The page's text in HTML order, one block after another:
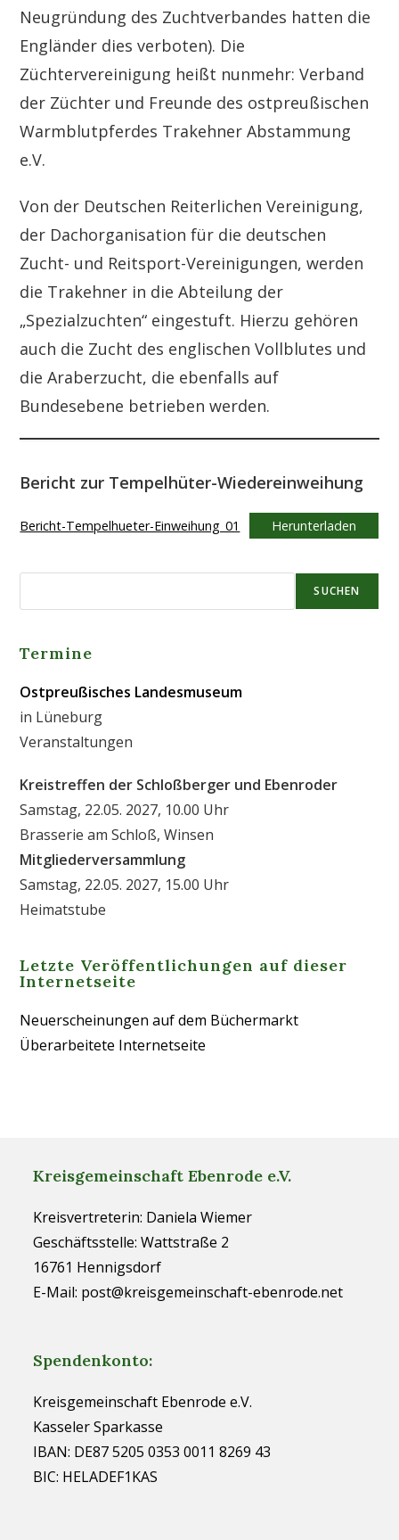
Neugründung des Zuchtverbandes hatten die
Engländer dies verboten). Die
Züchtervereinigung heißt nunmehr: Verband
der Züchter und Freunde des ostpreußischen
Warmblutpferdes Trakehner Abstammung
e.V.
Von der Deutschen Reiterlichen Vereinigung,
der Dachorganisation für die deutschen
Zucht- und Reitsport-Vereinigungen, werden
die Trakehner in die Abteilung der
„Spezialzuchten“ eingestuft. Hierzu gehören
auch die Zucht des englischen Vollblutes und
die Araberzucht, die ebenfalls auf
Bundesebene betrieben werden.
Bericht zur Tempelhüter-Wiedereinweihung
Bericht-Tempelhueter-Einweihung_01 Herunterladen
SUCHEN
Termine
Ostpreußisches Landesmuseum
in Lüneburg
Veranstaltungen
Kreistreffen der Schloßberger und Ebenroder
Samstag, 22.05. 2027, 10.00 Uhr
Brasserie am Schloß, Winsen
Mitgliederversammlung
Samstag, 22.05. 2027, 15.00 Uhr
Heimatstube
Letzte Veröffentlichungen auf dieser
Internetseite
Neuerscheinungen auf dem Büchermarkt
Überarbeitete Internetseite
Kreisgemeinschaft Ebenrode e.V.
Kreisvertreterin: Daniela Wiemer
Geschäftsstelle: Wattstraße 2
16761 Hennigsdorf
E-Mail: post@kreisgemeinschaft-ebenrode.net
Spendenkonto:
Kreisgemeinschaft Ebenrode e.V.
Kasseler Sparkasse
IBAN: DE87 5205 0353 0011 8269 43
BIC: HELADEF1KAS